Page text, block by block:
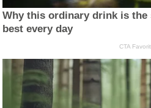
Why this ordinary drink is
best every day
CTA